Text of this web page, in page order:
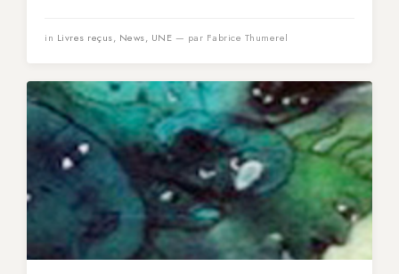
in Livres reçus, News, UNE — par Fabrice Thumerel